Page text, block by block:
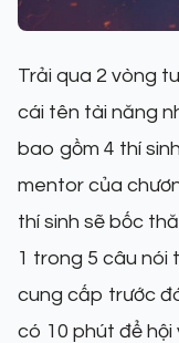
Trải qua 2 vòng
cái tên tài năng
bao gồm 4 thí
mentor của
thí sinh sẽ bốc
1 trong 5 câu nói
cung cấp trước
có 10 phút để